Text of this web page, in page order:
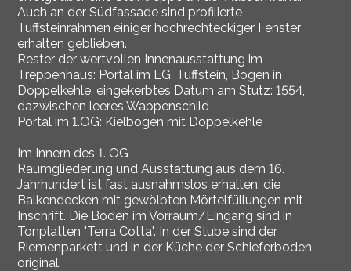
Auch an der Südfassade sind profilierte
Tuffsteinrahmen einiger hochrechteckiger Fenster
erhalten geblieben.
Rester der wertvollen Innenausstattung im
Treppenhaus: Portal im EG, Tuffstein, Bogen in
Doppelkehle, eingekerbtes Datum am Stutz: 1554,
dazwischen leeres Wappenschild
Portal im 1.OG: Kielbogen mit Doppelkehle
Im Innern des 1. OG
Raumgliederung und Ausstattung aus dem 16.
Jahrhundert ist fast ausnahmslos erhalten: die
Balkendecken mit gewölbten Mörtelfüllungen mit
Inschrift. Die Böden im Vorraum/Eingang sind in
Tonplatten "Terra Cotta". In der Stube sind der
Riemenparkett und in der Küche der Schieferboden
original.